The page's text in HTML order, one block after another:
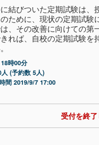
結びついた定期試験は、
ために、現状の定期試験
、その改善に向けての
れば、自校の定期試験を
時00分
(予約数 5人)
間 2019/9/7 17:00
受付を終